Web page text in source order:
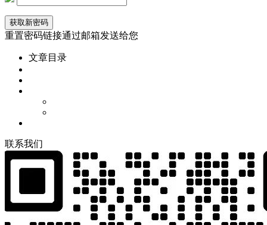
重置密码链接通过邮箱发送给您
文章目录
联系我们